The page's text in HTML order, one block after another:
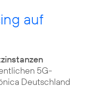
auf
5G-
Deutschland